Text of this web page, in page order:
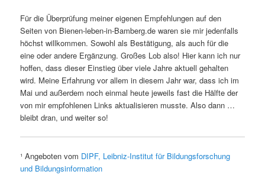
Für die Überprüfung meiner eigenen Empfehlungen auf den
Seiten von Bienen-leben-in-Bamberg.de waren sie mir jedenfalls
höchst willkommen. Sowohl als Bestätigung, als auch für die
eine oder andere Ergänzung. Großes Lob also! Hier kann ich nur
hoffen, dass dieser Einstieg über viele Jahre aktuell gehalten
wird. Meine Erfahrung vor allem in diesem Jahr war, dass ich im
Mai und außerdem noch einmal heute jeweils fast die Hälfte der
von mir empfohlenen Links aktualisieren musste. Also dann …
bleibt dran, und weiter so!
¹ Angeboten vom DIPF, Leibniz-Institut für Bildungsforschung
und Bildungsinformation